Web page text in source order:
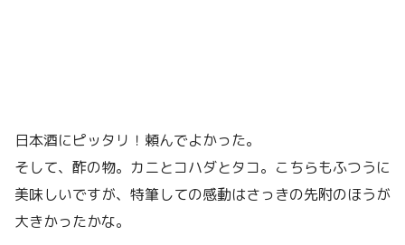
日本酒にピッタリ！頼んでよかった。
そして、酢の物。カニとコハダとタコ。こちらもふつうに
美味しいですが、特筆しての感動はさっきの先附のほうが
大きかったかな。